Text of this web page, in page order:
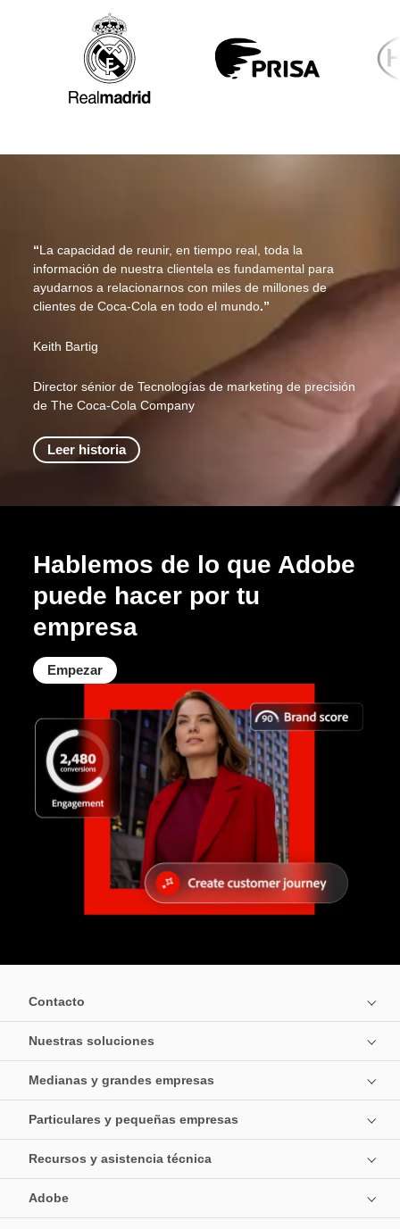
“La capacidad de reunir, en tiempo real, toda la
información de nuestra clientela es fundamental para
ayudarnos a relacionarnos con miles de millones de
clientes de Coca-Cola en todo el mundo.”
Keith Bartig
Director sénior de Tecnologías de marketing de precisión
de The Coca-Cola Company
Leer historia
Hablemos de lo que Adobe
puede hacer por tu
empresa
Empezar
Contacto
Nuestras soluciones
Medianas y grandes empresas
Particulares y pequeñas empresas
Recursos y asistencia técnica
Adobe